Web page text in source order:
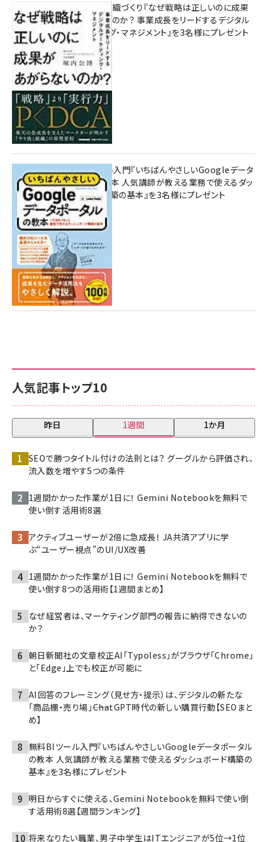
人気記事トップ10
昨日 1週間 1か月
SEOで勝つタイトル付けの法則とは？ グーグルから評価され、
流入数を増やす5つの条件
1週間かかった作業が1日に！ Gemini Notebookを無料で
使い倒す活用術8選
アクティブユーザーが2倍に急成長！ JA共済アプリに学
ぶ“ユーザー視点”のUI/UX改善
1週間かかった作業が1日に！ Gemini Notebookを無料で
使い倒す8つの活用術【1週間まとめ】
なぜ経営者は、マーケティング部門の報告に納得できないの
か？
朝日新聞社の文章校正AI「Typoless」がブラウザ「Chrome」
と「Edge」上でも校正が可能に
AI回答のフレーミング（見せ方・提示）は、デジタルの新たな
「商品棚・売り場」――ChatGPT時代の新しい購買行動【SEOまと
め】
無料BIツール入門『いちばんやさしいGoogleデータポータル
の教本 人気講師が教える業務で使えるダッシュボード構築の
基本』を3名様にプレゼント
明日からすぐに使える、Gemini Notebookを無料で使い倒
す活用術8選【週間ランキング】
将来なりたい職業、男子中学生はITエンジニアが5位→1位
成果を生む組織づくり『なぜ戦略は正しいのに成果
があがらないのか？ 事業成長をリードするデジタル
マーケティング・マネジメント』を3名様にプレゼント
8月7日 10:00
無料BIツール入門『いちばんやさしいGoogleデータ
ポータルの教本 人気講師が教える業務で使えるダッ
シュボード構築の基本』を3名様にプレゼント
7月31日 10:00